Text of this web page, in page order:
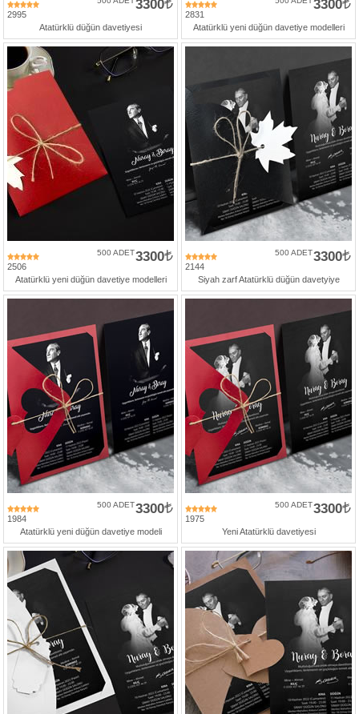
2995
3300
Atatürklü düğün davetiyesi
2831
3300
Atatürklü yeni düğün davetiye modelleri
2506
3300
500 ADET
Atatürklü yeni düğün davetiye modelleri
2144
3300
500 ADET
Siyah zarf Atatürklü düğün davetyiye
1984
3300
500 ADET
Atatürklü yeni düğün davetiye modeli
1975
3300
500 ADET
Yeni Atatürklü davetiyesi